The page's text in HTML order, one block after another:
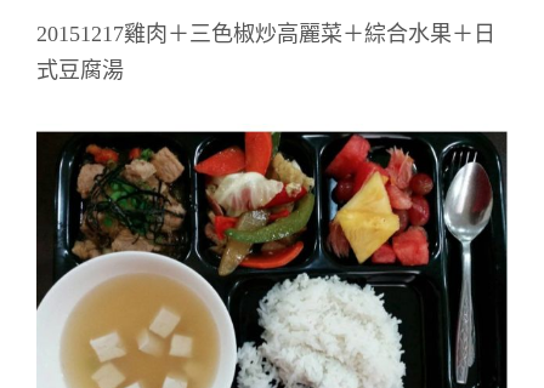
20151217雞肉＋三色椒炒高麗菜＋綜合水果＋日
式豆腐湯